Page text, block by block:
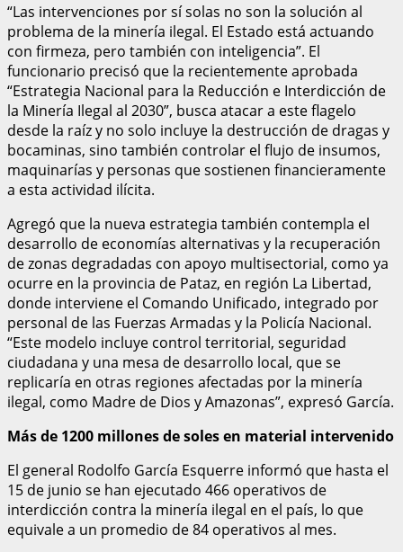
“Las intervenciones por sí solas no son la solución al
problema de la minería ilegal. El Estado está actuando
con firmeza, pero también con inteligencia”. El
funcionario precisó que la recientemente aprobada
“Estrategia Nacional para la Reducción e Interdicción de
la Minería Ilegal al 2030”, busca atacar a este flagelo
desde la raíz y no solo incluye la destrucción de dragas y
bocaminas, sino también controlar el flujo de insumos,
maquinarías y personas que sostienen financieramente
a esta actividad ilícita.
Agregó que la nueva estrategia también contempla el
desarrollo de economías alternativas y la recuperación
de zonas degradadas con apoyo multisectorial, como ya
ocurre en la provincia de Pataz, en región La Libertad,
donde interviene el Comando Unificado, integrado por
personal de las Fuerzas Armadas y la Policía Nacional.
“Este modelo incluye control territorial, seguridad
ciudadana y una mesa de desarrollo local, que se
replicaría en otras regiones afectadas por la minería
ilegal, como Madre de Dios y Amazonas”, expresó García.
Más de 1200 millones de soles en material intervenido
El general Rodolfo García Esquerre informó que hasta el
15 de junio se han ejecutado 466 operativos de
interdicción contra la minería ilegal en el país, lo que
equivale a un promedio de 84 operativos al mes.